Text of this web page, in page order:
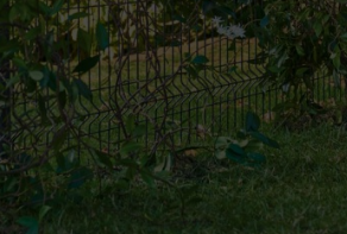
Dabei spielen Faktoren wie der
Ein stabilerDoppelstabmattenzaun passt
Bild, umgeben von blühenden
zu atmen und zu trocknen. An einem
wachsen. Sie können nach
und Hohes Pfeifengras.
Liguster Atrovirens und